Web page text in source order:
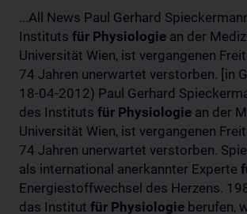
...All News Paul Gerhard
Instituts für Physiologie an der
Universität Wien, ist vergangenen
74 Jahren unerwartet verstorben. [in
18-04-2012) Paul Gerhard
des Instituts für Physiologie an der
Universität Wien, ist vergangenen
74 Jahren unerwartet verstorben.
als international anerkannter Experte
Energiestoffwechsel des Herzens.
das Institut für Physiologie berufen,